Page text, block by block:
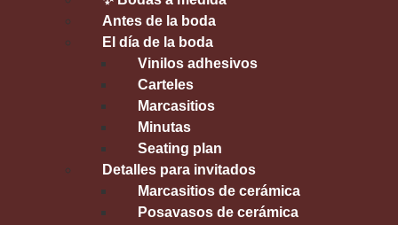
Antes de la boda
El día de la boda
Vinilos adhesivos
Carteles
Marcasitios
Minutas
Seating plan
Detalles para invitados
Marcasitios de cerámica
Posavasos de cerámica